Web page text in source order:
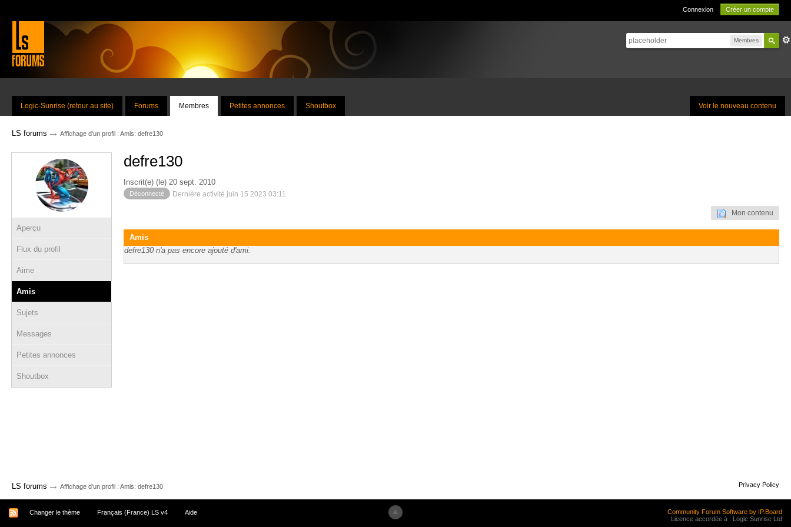
Connexion Créer un compte
Membres
Voir le nouveau contenu
Logic-Sunrise (retour au site) Forums Membres Petites annonces Shoutbox
LS forums → Affichage d'un profil : Amis: defre130
Aperçu
Flux du profil
Aime
Amis
Sujets
Messages
Petites annonces
Shoutbox
defre130
Inscrit(e) (le) 20 sept. 2010
Déconnecté Dernière activité juin 15 2023 03:11
Mon contenu
Amis
defre130 n'a pas encore ajouté d'ami.
LS forums → Affichage d'un profil : Amis: defre130 Privacy Policy
Changer le thème Français (France) LS v4 Aide
Community Forum Software by IP.Board
Licence accordée à : Logic Sunrise Ltd